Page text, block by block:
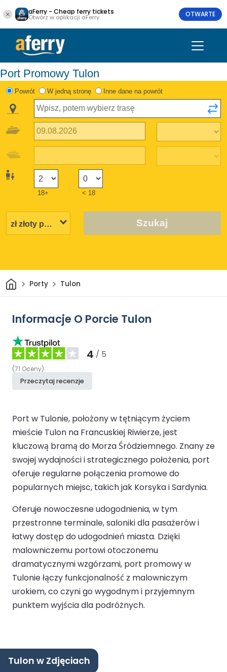
aFerry - Cheap ferry tickets
Otwórz w aplikacji aFerry OTWARTE
Port Promowy Tulon
Powrót W jedną stronę Inne dane na powrót
18+ < 18
Szukaj
DomPorty Tulon
Informacje O Porcie Tulon
4 / 5
(71 Oceny)
Przeczytaj recenzje
Port w Tulonie, położony w tętniącym życiem
mieście Tulon na Francuskiej Riwierze, jest
kluczową bramą do Morza Śródziemnego. Znany ze
swojej wydajności i strategicznego położenia, port
oferuje regularne połączenia promowe do
popularnych miejsc, takich jak Korsyka i Sardynia.
Oferuje nowoczesne udogodnienia, w tym
przestronne terminale, saloniki dla pasażerów i
łatwy dostęp do udogodnień miasta. Dzięki
malowniczemu portowi otoczonemu
dramatycznymi wzgórzami, port promowy w
Tulonie łączy funkcjonalność z malowniczym
urokiem, co czyni go wygodnym i przyjemnym
punktem wyjścia dla podróżnych.
Tulon w Zdjęciach